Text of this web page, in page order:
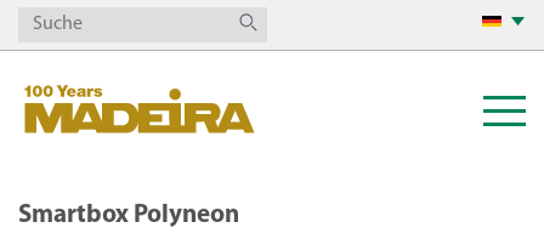
Smartbox Polyneon